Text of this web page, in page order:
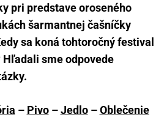
pri predstave oroseného
šarmantnej čašníčky
sa koná tohtoročný festival
Hľadali sme odpovede
– Pivo–Jedlo–Oblečenie